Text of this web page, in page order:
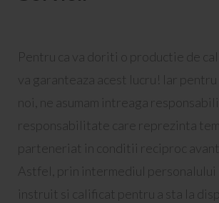
Pentru ca va doriti o productie de
va garanteaza acest lucru! Iar pentru
noi, ne asumam intreaga
responsabilitate care reprezinta
parteneriat in conditii reciproc
Astfel, prin intermediul personalului
instruit si calificat pentru a sta la